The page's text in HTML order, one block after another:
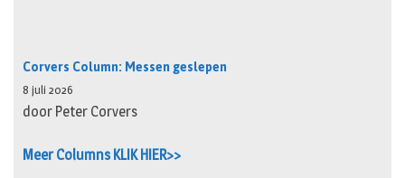
Corvers Column: Messen geslepen
8 juli 2026
door Peter Corvers
Meer Columns KLIK HIER>>